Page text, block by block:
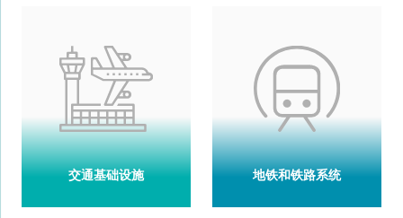
交通基础设施 地铁和铁路系统